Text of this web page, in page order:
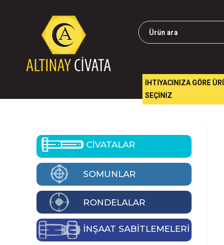
İHTİYACINIZA GÖRE
SEÇİNİZ
CİVATALAR
SOMUNLAR
RONDELALAR
İNŞAAT SABİTLEMELERİ